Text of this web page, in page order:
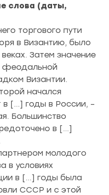
слова (даты,
торгового пути
в Византию, было
Затем значение
феодальной
Византии.
начался
в […] годы в России, –
Большинство
в […]
молодого
в условиях
в […] годы была
СССР и с этой